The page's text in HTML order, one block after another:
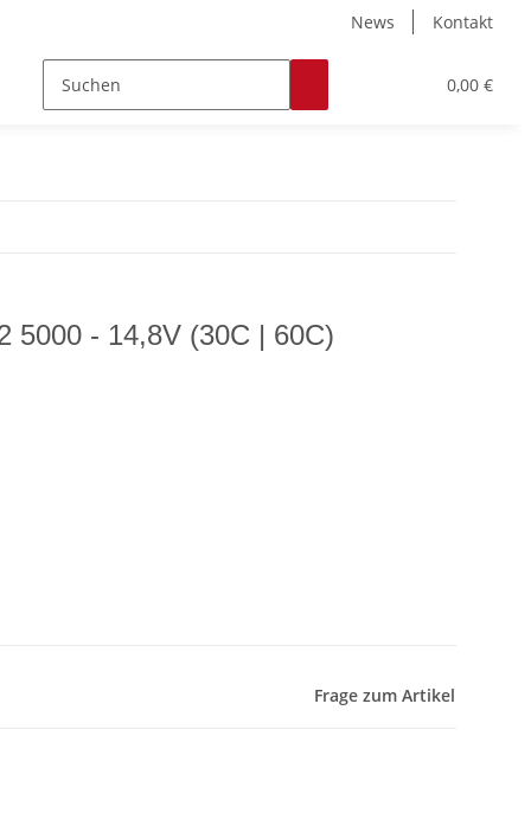
News Kontakt
0,00 €
Zubehör Werkstoffe
5000 - 14,8V (30C | 60C)
Frage zum Artikel